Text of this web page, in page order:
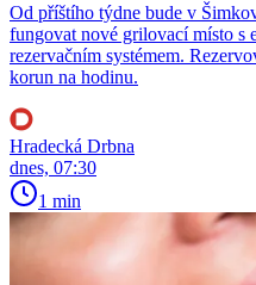
Od příštího týdne bude v
fungovat nové grilovací místo s
rezervačním systémem.
korun na hodinu.
Hradecká Drbna
dnes, 07:30
1 min